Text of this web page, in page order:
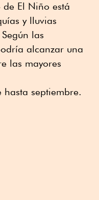
El Niño está
y lluvias
las
alcanzar una
las mayores
hasta septiembre.